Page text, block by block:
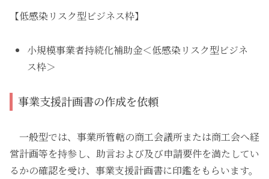
【低感染リスク型ビジネス枠】
小規模事業者持続化補助金＜低感染リスク型ビジネ
ス枠＞
事業支援計画書の作成を依頼
一般型では、事業所管轄の商工会議所または商工会へ経
営計画等を持参し、助言および及び申請要件を満たしてい
るかの確認を受け、事業支援計画書に印鑑をもらいます。